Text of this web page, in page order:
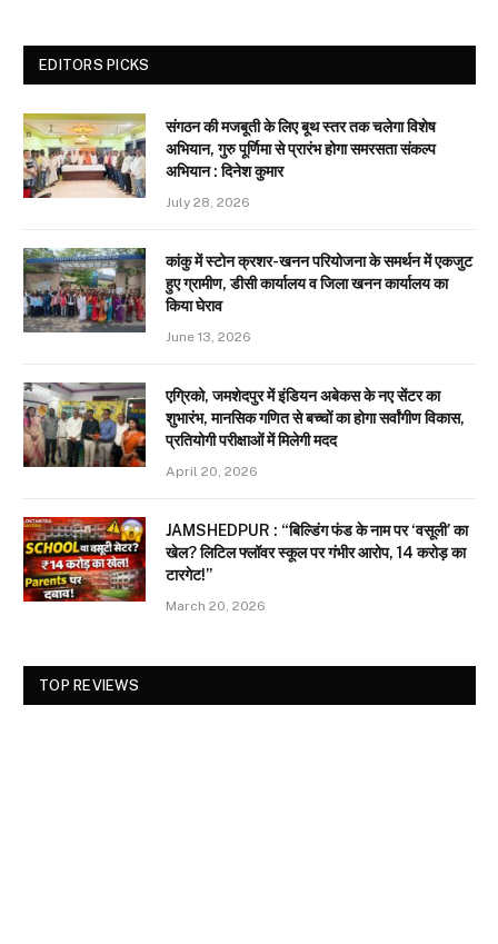
EDITORS PICKS
संगठन की मजबूती के लिए बूथ स्तर तक चलेगा विशेष
अभियान, गुरु पूर्णिमा से प्रारंभ होगा समरसता संकल्प
अभियान : दिनेश कुमार
July 28, 2026
कांकु में स्टोन क्रशर-खनन परियोजना के समर्थन में एकजुट
हुए ग्रामीण, डीसी कार्यालय व जिला खनन कार्यालय का
किया घेराव
June 13, 2026
एग्रिको, जमशेदपुर में इंडियन अबेकस के नए सेंटर का
शुभारंभ, मानसिक गणित से बच्चों का होगा सर्वांगीण विकास,
प्रतियोगी परीक्षाओं में मिलेगी मदद
April 20, 2026
JAMSHEDPUR : “बिल्डिंग फंड के नाम पर ‘वसूली’ का
खेल? लिटिल फ्लॉवर स्कूल पर गंभीर आरोप, 14 करोड़ का
टारगेट!”
March 20, 2026
TOP REVIEWS